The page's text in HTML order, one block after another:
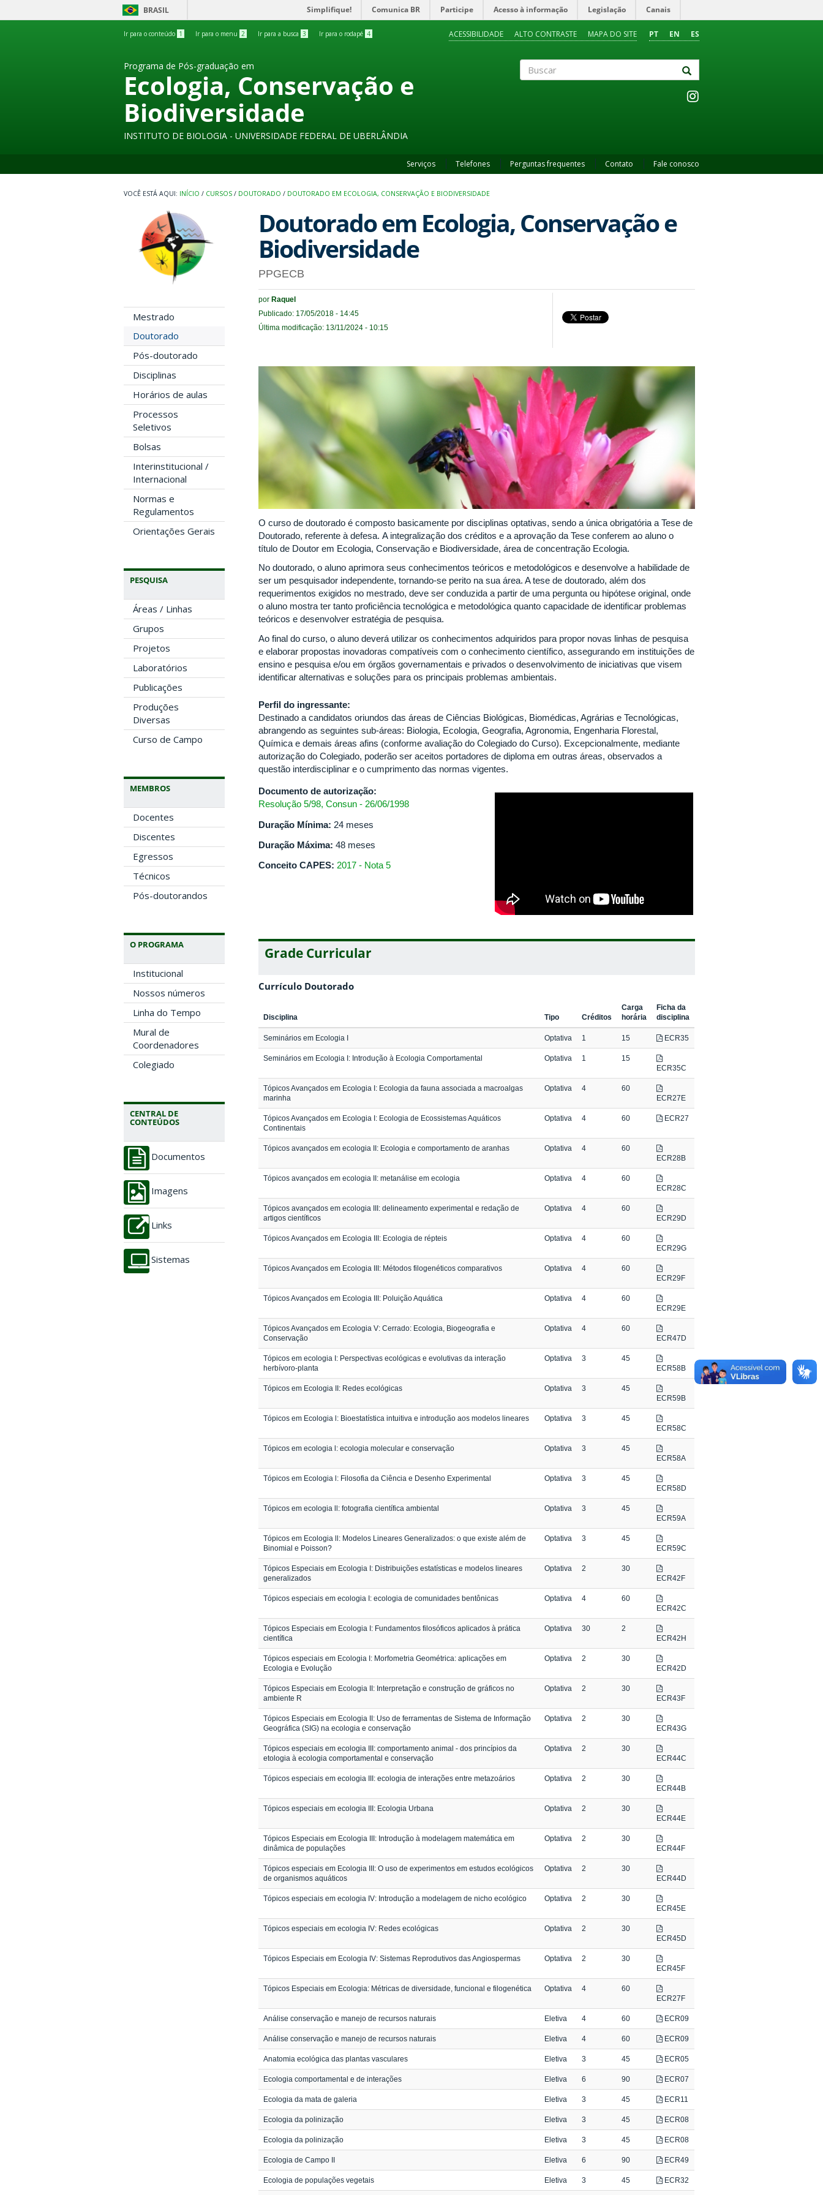
BRASIL Simplifique! Comunica BR Participe Acesso à informação Legislação Canais
Ir para o conteúdo 1 Ir para o menu 2 Ir para a busca 3 Ir para o rodapé 4 PT EN ES
ACESSIBILIDADE ALTO CONTRASTE MAPA DO SITE
Programa de Pós-graduação em
Ecologia, Conservação e
Biodiversidade
INSTITUTO DE BIOLOGIA - UNIVERSIDADE FEDERAL DE UBERLÂNDIA
Serviços Telefones Perguntas frequentes Contato Fale conosco
INÍCIO / CURSOS / DOUTORADO / DOUTORADO EM ECOLOGIA, CONSERVAÇÃO E BIODIVERSIDADE
Mestrado
Doutorado
Pós-doutorado
Disciplinas
Horários de aulas
Processos
Seletivos
Bolsas
Interinstitucional /
Internacional
Normas e
Regulamentos
Orientações Gerais
PESQUISA
Áreas / Linhas
Grupos
Projetos
Laboratórios
Publicações
Produções
Diversas
Curso de Campo
MEMBROS
Docentes
Discentes
Egressos
Técnicos
Pós-doutorandos
O PROGRAMA
Institucional
Nossos números
Linha do Tempo
Mural de
Coordenadores
Colegiado
CENTRAL DE
CONTEÚDOS
Documentos
Imagens
Links
Sistemas
Doutorado em Ecologia, Conservação e
Biodiversidade
PPGECB
por Raquel
Publicado: 17/05/2018 - 14:45
Última modificação: 13/11/2024 - 10:15
O curso de doutorado é composto basicamente por disciplinas optativas, sendo a única obrigatória a Tese de
Doutorado, referente à defesa. A integralização dos créditos e a aprovação da Tese conferem ao aluno o
título de Doutor em Ecologia, Conservação e Biodiversidade, área de concentração Ecologia.
No doutorado, o aluno aprimora seus conhecimentos teóricos e metodológicos e desenvolve a habilidade de
ser um pesquisador independente, tornando-se perito na sua área. A tese de doutorado, além dos
requerimentos exigidos no mestrado, deve ser conduzida a partir de uma pergunta ou hipótese original, onde
o aluno mostra ter tanto proficiência tecnológica e metodológica quanto capacidade de identificar problemas
teóricos e desenvolver estratégia de pesquisa.
Ao final do curso, o aluno deverá utilizar os conhecimentos adquiridos para propor novas linhas de pesquisa
e elaborar propostas inovadoras compatíveis com o conhecimento científico, assegurando em instituições de
ensino e pesquisa e/ou em órgãos governamentais e privados o desenvolvimento de iniciativas que visem
identificar alternativas e soluções para os principais problemas ambientais.
Perfil do ingressante:
Destinado a candidatos oriundos das áreas de Ciências Biológicas, Biomédicas, Agrárias e Tecnológicas,
abrangendo as seguintes sub-áreas: Biologia, Ecologia, Geografia, Agronomia, Engenharia Florestal,
Química e demais áreas afins (conforme avaliação do Colegiado do Curso). Excepcionalmente, mediante
autorização do Colegiado, poderão ser aceitos portadores de diploma em outras áreas, observados a
questão interdisciplinar e o cumprimento das normas vigentes.
Documento de autorização:
Resolução 5/98, Consun - 26/06/1998
Duração Mínima: 24 meses
Duração Máxima: 48 meses
Conceito CAPES: 2017 - Nota 5
Grade Curricular
Currículo Doutorado
Disciplina Tipo Créditos
Carga
horária
Ficha da
disciplina
Seminários em Ecologia I Optativa 1 15 ECR35
Seminários em Ecologia I: Introdução à Ecologia Comportamental Optativa 1
15
ECR35C
Tópicos Avançados em Ecologia I: Ecologia da fauna associada a macroalgas
marinha
Optativa 4
60
ECR27E
Tópicos Avançados em Ecologia I: Ecologia de Ecossistemas Aquáticos
Continentais
Optativa 4 60 ECR27
Tópicos avançados em ecologia II: Ecologia e comportamento de aranhas Optativa 4
60
ECR28B
Tópicos avançados em ecologia II: metanálise em ecologia Optativa 4
60
ECR28C
Tópicos avançados em ecologia III: delineamento experimental e redação de
artigos científicos
Optativa 4
60
ECR29D
Tópicos Avançados em Ecologia III: Ecologia de répteis Optativa 4
60
ECR29G
Tópicos Avançados em Ecologia III: Métodos filogenéticos comparativos Optativa 4
60
ECR29F
Tópicos Avançados em Ecologia III: Poluição Aquática Optativa 4
60
ECR29E
Tópicos Avançados em Ecologia V: Cerrado: Ecologia, Biogeografia e
Conservação
Optativa 4
60
ECR47D
Tópicos em ecologia I: Perspectivas ecológicas e evolutivas da interação
herbívoro-planta
Optativa 3
45
ECR58B
Tópicos em Ecologia II: Redes ecológicas Optativa 3
45
ECR59B
Tópicos em Ecologia l: Bioestatística intuitiva e introdução aos modelos lineares Optativa 3
45
ECR58C
Tópicos em ecologia l: ecologia molecular e conservação Optativa 3
45
ECR58A
Tópicos em Ecologia l: Filosofia da Ciência e Desenho Experimental Optativa 3
45
ECR58D
Tópicos em ecologia ll: fotografia científica ambiental Optativa 3
45
ECR59A
Tópicos em Ecologia ll: Modelos Lineares Generalizados: o que existe além de
Binomial e Poisson?
Optativa 3
45
ECR59C
Tópicos Especiais em Ecologia I: Distribuições estatísticas e modelos lineares
generalizados
Optativa 2
30
ECR42F
Tópicos especiais em ecologia I: ecologia de comunidades bentônicas Optativa 4
60
ECR42C
Tópicos Especiais em Ecologia I: Fundamentos filosóficos aplicados à prática
científica
Optativa 30
2
ECR42H
Tópicos especiais em Ecologia I: Morfometria Geométrica: aplicações em
Ecologia e Evolução
Optativa 2
30
ECR42D
Tópicos Especiais em Ecologia II: Interpretação e construção de gráficos no
ambiente R
Optativa 2
30
ECR43F
Tópicos Especiais em Ecologia II: Uso de ferramentas de Sistema de Informação
Geográfica (SIG) na ecologia e conservação
Optativa 2
30
ECR43G
Tópicos especiais em ecologia III: comportamento animal - dos princípios da
etologia à ecologia comportamental e conservação
Optativa 2
30
ECR44C
Tópicos especiais em ecologia III: ecologia de interações entre metazoários Optativa 2
30
ECR44B
Tópicos especiais em ecologia III: Ecologia Urbana Optativa 2
30
ECR44E
Tópicos Especiais em Ecologia III: Introdução à modelagem matemática em
dinâmica de populações
Optativa 2
30
ECR44F
Tópicos especiais em Ecologia III: O uso de experimentos em estudos ecológicos
de organismos aquáticos
Optativa 2
30
ECR44D
Tópicos especiais em ecologia IV: Introdução a modelagem de nicho ecológico Optativa 2
30
ECR45E
Tópicos especiais em ecologia IV: Redes ecológicas Optativa 2
30
ECR45D
Tópicos Especiais em Ecologia IV: Sistemas Reprodutivos das Angiospermas Optativa 2
30
ECR45F
Tópicos Especiais em Ecologia: Métricas de diversidade, funcional e filogenética Optativa 4
60
ECR27F
Análise conservação e manejo de recursos naturais Eletiva 4 60 ECR09
Análise conservação e manejo de recursos naturais Eletiva 4 60 ECR09
Anatomia ecológica das plantas vasculares Eletiva 3 45 ECR05
Ecologia comportamental e de interações Eletiva 6 90 ECR07
Ecologia da mata de galeria Eletiva 3 45 ECR11
Ecologia da polinização Eletiva 3 45 ECR08
Ecologia da polinização Eletiva 3 45 ECR08
Ecologia de Campo II Eletiva 6 90 ECR49
Ecologia de populações vegetais Eletiva 3 45 ECR32